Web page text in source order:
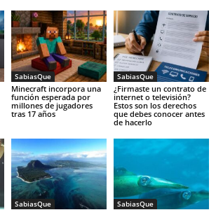
SabiasQue
Minecraft incorpora una
función esperada por
millones de jugadores
tras 17 años
SabiasQue
¿Firmaste un contrato de
internet o televisión?
Estos son los derechos
que debes conocer antes
de hacerlo
SabiasQue SabiasQue